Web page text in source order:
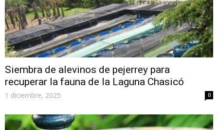
Siembra de alevinos de pejerrey para
recuperar la fauna de la Laguna Chasicó
1 diciembre, 2025 0